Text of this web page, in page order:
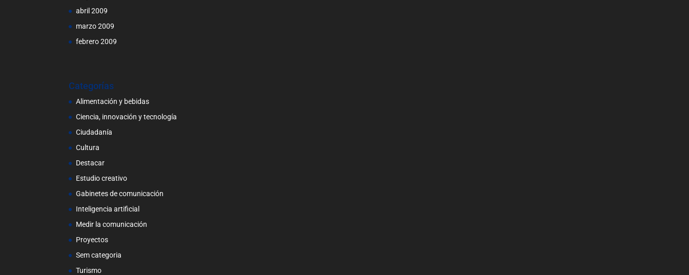
abril 2009
marzo 2009
febrero 2009
Categorías
Alimentación y bebidas
Ciencia, innovación y tecnología
Ciudadanía
Cultura
Destacar
Estudio creativo
Gabinetes de comunicación
Inteligencia artificial
Medir la comunicación
Proyectos
Sem categoria
Turismo